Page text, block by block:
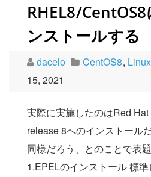
RHEL8/
ンストールする
dacelo CentOS8, Linux
15, 2021
実際に実施したのはRed
release 8へのインストール
同様だろう、とのことで表
1.EPELのインストール 標